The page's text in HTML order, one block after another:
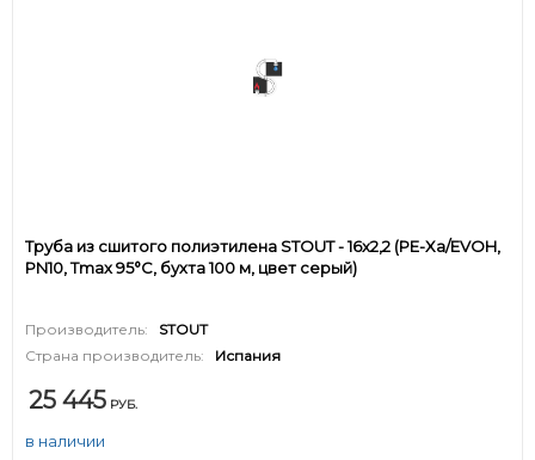
Труба из сшитого полиэтилена STOUT - 16x2,2 (PE-Xa/EVOH,
PN10, Tmax 95°C, бухта 100 м, цвет серый)
Производитель:
STOUT
Страна производитель:
Испания
25 445 РУБ.
в наличии